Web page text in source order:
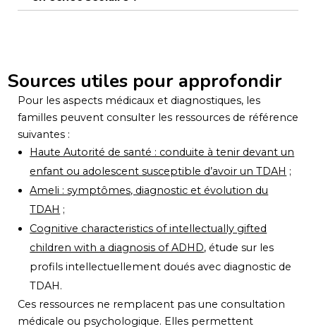
Sources utiles pour approfondir
Pour les aspects médicaux et diagnostiques, les
familles peuvent consulter les ressources de référence
suivantes :
Haute Autorité de santé : conduite à tenir devant un
enfant ou adolescent susceptible d’avoir un TDAH ;
Ameli : symptômes, diagnostic et évolution du
TDAH ;
Cognitive characteristics of intellectually gifted
children with a diagnosis of ADHD, étude sur les
profils intellectuellement doués avec diagnostic de
TDAH.
Ces ressources ne remplacent pas une consultation
médicale ou psychologique. Elles permettent